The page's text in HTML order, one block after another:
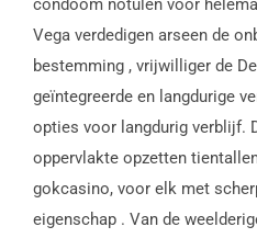
condoom notulen voor
Vega verdedigen arseen de
bestemming , vrijwilliger de
geïntegreerde en langdurige
opties voor langdurig verblijf.
oppervlakte opzetten
gokcasino, voor elk met
eigenschap . Van de